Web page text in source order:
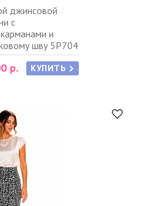
джинсовой
с
и
шву 5P704
р. КУПИТЬ